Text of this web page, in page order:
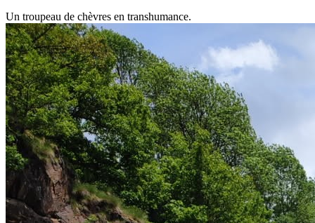
Un troupeau de chèvres en transhumance.